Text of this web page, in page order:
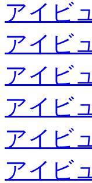
アイビ
アイビ
アイビ
アイビ
アイビ
アイビ